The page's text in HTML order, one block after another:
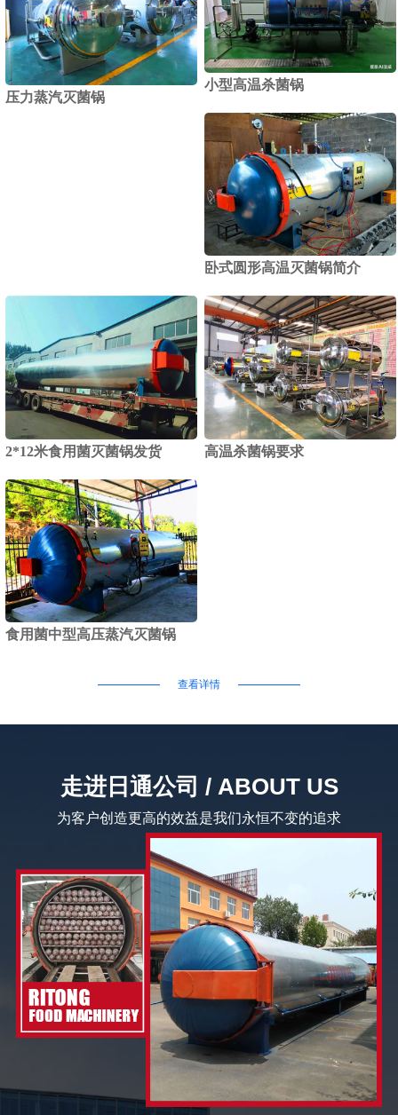
压力蒸汽灭菌锅
小型高温杀菌锅
卧式圆形高温灭菌锅简介
2*12米食用菌灭菌锅发货 高温杀菌锅要求
食用菌中型高压蒸汽灭菌锅
查看详情
走进日通公司 / ABOUT US
为客户创造更高的效益是我们永恒不变的追求